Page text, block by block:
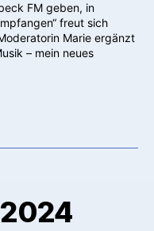
FM geben, in
freut sich
Marie ergänzt
– mein neues
2024